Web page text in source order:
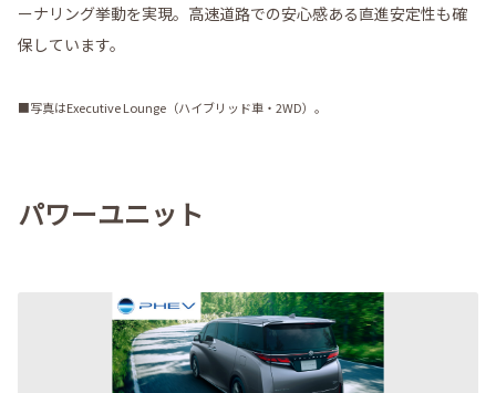
ーナリング挙動を実現。高速道路での安心感ある直進安定性も確
保しています。
■写真はExecutive Lounge（ハイブリッド車・2WD）。
パワーユニット